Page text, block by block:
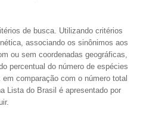
de busca. Utilizando critérios
associando os sinônimos aos
ou sem coordenadas geográficas,
percentual do número de espécies
em comparação com o número total
Lista do Brasil é apresentado por